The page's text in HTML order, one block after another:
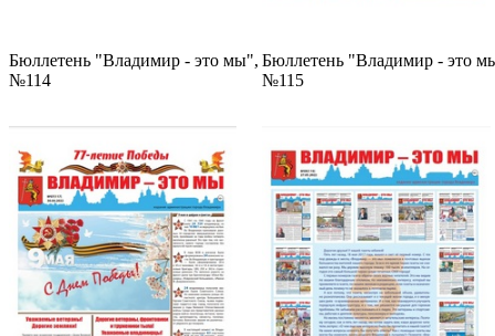
Бюллетень "Владимир - это мы",
№114
Бюллетень "Владимир - это
№115